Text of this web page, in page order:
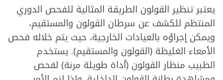
يعتبر تنظير القولون الطريقة المثالية للفحص الدوري
المنتظم للكشف عن سرطان القولون والمستقيم،
ويمكن إجراؤه بالعيادات الخارجية، حيث يتم خلاله فحص
الأمعاء الغليظة (القولون والمستقيم). يستخدم
الطبيب منظار القولون (أداة طويلة مرنة) لفحص